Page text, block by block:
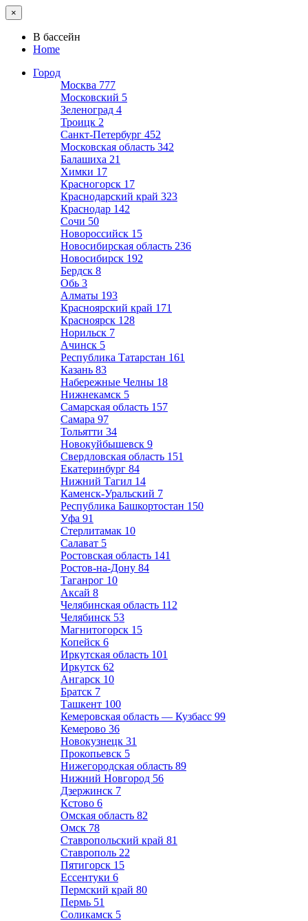
×
В бассейн
Home
Город
Москва 777
Московский 5
Зеленоград 4
Троицк 2
Санкт-Петербург 452
Московская область 342
Балашиха 21
Химки 17
Красногорск 17
Краснодарский край 323
Краснодар 142
Сочи 50
Новороссийск 15
Новосибирская область 236
Новосибирск 192
Бердск 8
Обь 3
Алматы 193
Красноярский край 171
Красноярск 128
Норильск 7
Ачинск 5
Республика Татарстан 161
Казань 83
Набережные Челны 18
Нижнекамск 5
Самарская область 157
Самара 97
Тольятти 34
Новокуйбышевск 9
Свердловская область 151
Екатеринбург 84
Нижний Тагил 14
Каменск-Уральский 7
Республика Башкортостан 150
Уфа 91
Стерлитамак 10
Салават 5
Ростовская область 141
Ростов-на-Дону 84
Таганрог 10
Аксай 8
Челябинская область 112
Челябинск 53
Магнитогорск 15
Копейск 6
Иркутская область 101
Иркутск 62
Ангарск 10
Братск 7
Ташкент 100
Кемеровская область — Кузбасс 99
Кемерово 36
Новокузнецк 31
Прокопьевск 5
Нижегородская область 89
Нижний Новгород 56
Дзержинск 7
Кстово 6
Омская область 82
Омск 78
Ставропольский край 81
Ставрополь 22
Пятигорск 15
Ессентуки 6
Пермский край 80
Пермь 51
Соликамск 5